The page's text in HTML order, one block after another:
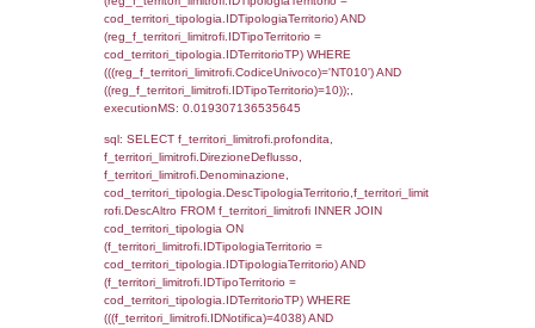
0.020005941390991
sql: SELECT f_territori_limitrofi.Distanza,
f_territori_limitrofi.Direzione,
f_territori_limitrofi.Denominazione,
f_territori_limitrofi.DescAltro FROM
JOIN cod_territori_tipologia ON
(f_territori_limitrofi.IDTipologiaTerritorio =
cod_territori_tipologia.IDTipologiaTerritorio)